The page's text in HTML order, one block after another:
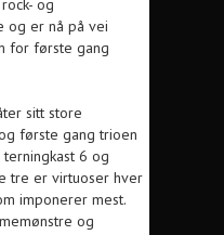
og er nå på vei
for første gang
sitt store
første gang trioen
6 og
tre er virtuoser hver
imponerer mest.
og